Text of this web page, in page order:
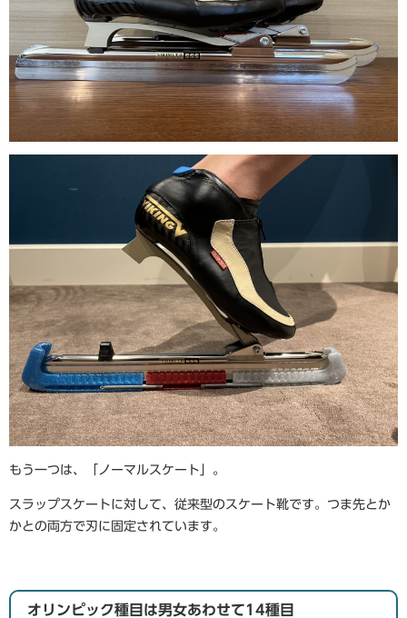
もう一つは、「ノーマルスケート」。
スラップスケートに対して、従来型のスケート靴です。つま先とか
かとの両方で刃に固定されています。
オリンピック種目は男女あわせて14種目